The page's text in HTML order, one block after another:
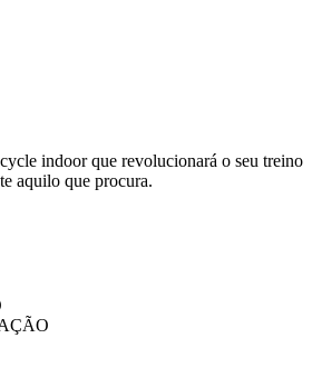
indoor que revolucionará o seu treino
aquilo que procura.